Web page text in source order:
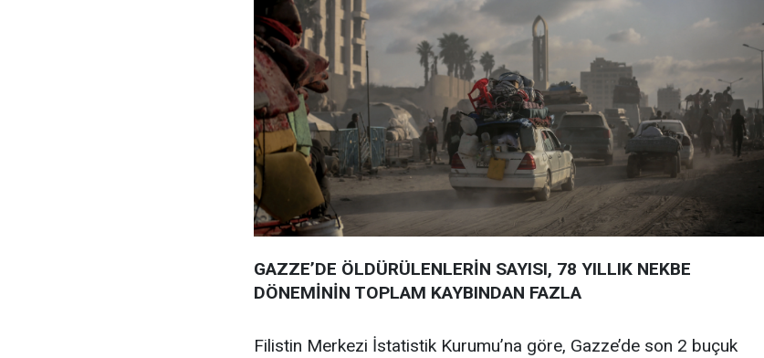
GAZZE’DE ÖLDÜRÜLENLERİN SAYISI, 78 YILLIK NEKBE
DÖNEMİNİN TOPLAM KAYBINDAN FAZLA
Filistin Merkezi İstatistik Kurumu’na göre, Gazze’de son 2 buçuk